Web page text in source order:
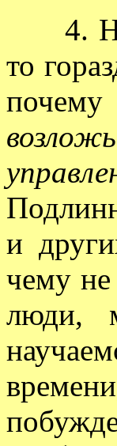
4. Но
то
почему
и
чему не
люди,